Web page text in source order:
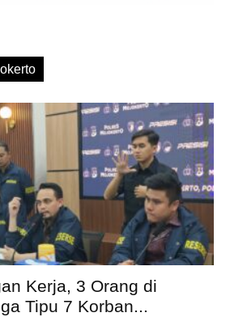
Kerja, 3 Orang di
Tipu 7 Korban...